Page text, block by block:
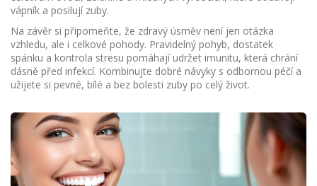
vápník a posilují zuby.
Na závěr si připomeňte, že zdravý úsměv není jen otázka
vzhledu, ale i celkové pohody. Pravidelný pohyb, dostatek
spánku a kontrola stresu pomáhají udržet imunitu, která chrání
dásně před infekcí. Kombinujte dobré návyky s odbornou péčí a
užijete si pevné, bílé a bez bolesti zuby po celý život.